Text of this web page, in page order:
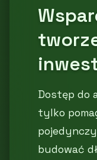
Dostęp do
tylko
budować